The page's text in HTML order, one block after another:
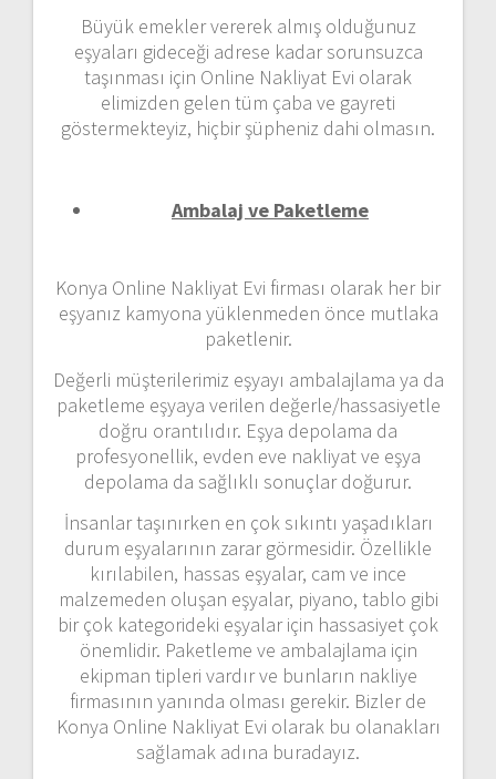
Büyük emekler vererek almış olduğunuz
eşyaları gideceği adrese kadar sorunsuzca
taşınması için Online Nakliyat Evi olarak
elimizden gelen tüm çaba ve gayreti
göstermekteyiz, hiçbir şüpheniz dahi olmasın.
Ambalaj ve Paketleme
Konya Online Nakliyat Evi firması olarak her bir
eşyanız kamyona yüklenmeden önce mutlaka
paketlenir.
Değerli müşterilerimiz eşyayı ambalajlama ya da
paketleme eşyaya verilen değerle/hassasiyetle
doğru orantılıdır. Eşya depolama da
profesyonellik, evden eve nakliyat ve eşya
depolama da sağlıklı sonuçlar doğurur.
İnsanlar taşınırken en çok sıkıntı yaşadıkları
durum eşyalarının zarar görmesidir. Özellikle
kırılabilen, hassas eşyalar, cam ve ince
malzemeden oluşan eşyalar, piyano, tablo gibi
bir çok kategorideki eşyalar için hassasiyet çok
önemlidir. Paketleme ve ambalajlama için
ekipman tipleri vardır ve bunların nakliye
firmasının yanında olması gerekir. Bizler de
Konya Online Nakliyat Evi olarak bu olanakları
sağlamak adına buradayız.